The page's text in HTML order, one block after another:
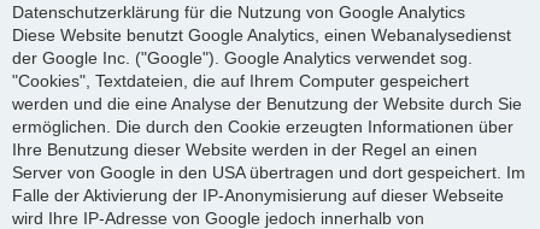
Datenschutzerklärung für die Nutzung von Google Analytics
Diese Website benutzt Google Analytics, einen Webanalysedienst
der Google Inc. ("Google"). Google Analytics verwendet sog.
"Cookies", Textdateien, die auf Ihrem Computer gespeichert
werden und die eine Analyse der Benutzung der Website durch Sie
ermöglichen. Die durch den Cookie erzeugten Informationen über
Ihre Benutzung dieser Website werden in der Regel an einen
Server von Google in den USA übertragen und dort gespeichert. Im
Falle der Aktivierung der IP-Anonymisierung auf dieser Webseite
wird Ihre IP-Adresse von Google jedoch innerhalb von